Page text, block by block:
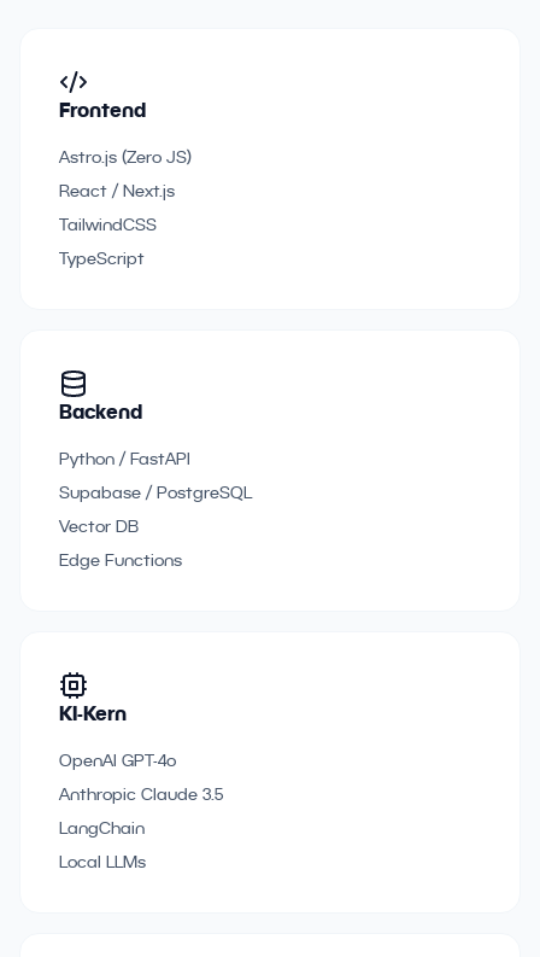
Frontend
Astro.js (Zero JS)
React / Next.js
TailwindCSS
TypeScript
Backend
Python / FastAPI
Supabase / PostgreSQL
Vector DB
Edge Functions
KI-Kern
OpenAI GPT-4o
Anthropic Claude 3.5
LangChain
Local LLMs